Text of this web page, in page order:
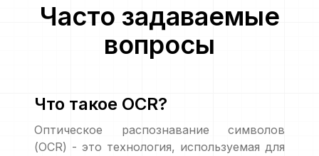
Часто задаваемые
вопросы
Что такое OCR?
Оптическое распознавание символов
(OCR) - это технология, используемая для